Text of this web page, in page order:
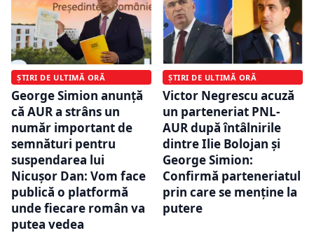
ȘTIRI DE ULTIMĂ ORĂ
George Simion anunță
că AUR a strâns un
număr important de
semnături pentru
suspendarea lui
Nicușor Dan: Vom face
publică o platformă
unde fiecare român va
putea vedea
ȘTIRI DE ULTIMĂ ORĂ
Victor Negrescu acuză
un parteneriat PNL-
AUR după întâlnirile
dintre Ilie Bolojan și
George Simion:
Confirmă parteneriatul
prin care se menține la
putere